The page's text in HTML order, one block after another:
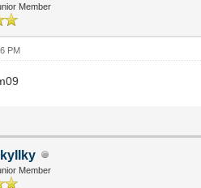
Member
PM
Member